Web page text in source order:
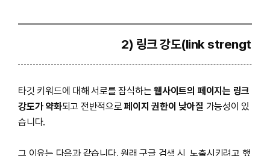
2) 링크 강도(link strength)
타깃 키워드에 대해 서로를 잠식하는웹사이트의 페이지는 링크
강도가 약화되고 전반적으로페이지 권한이 낮아질 가능성이 있
습니다.
그 이유는 다음과 같습니다. 원래 구글 검색 시, 노출시키려고 했